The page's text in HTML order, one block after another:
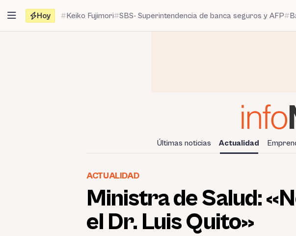
contenido
Hoy Keiko Fujimori SBS- Superintendencia de banca seguros y AFP
Últimas noticias Actualidad
ACTUALIDAD
Ministra de Salud:
el Dr. Luis Quito»